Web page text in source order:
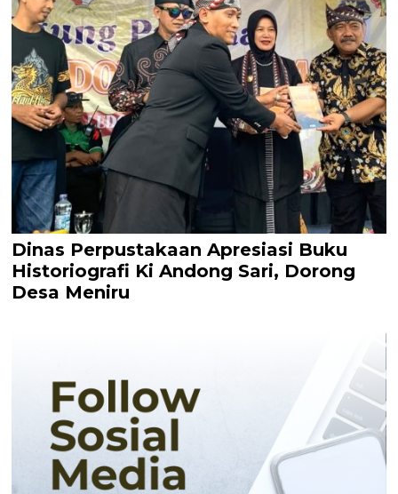
Dinas Perpustakaan Apresiasi Buku
Historiografi Ki Andong Sari, Dorong
Desa Meniru